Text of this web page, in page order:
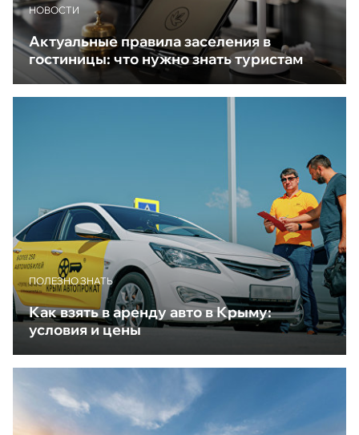
НОВОСТИ
Актуальные правила заселения в
гостиницы: что нужно знать туристам
ПОЛЕЗНО ЗНАТЬ
Как взять в аренду авто в Крыму:
условия и цены